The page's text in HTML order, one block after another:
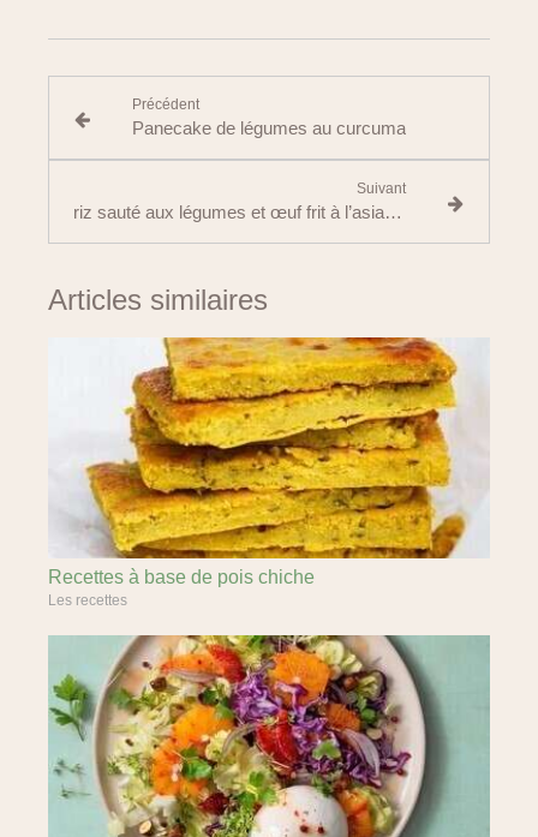
Précédent
Panecake de légumes au curcuma
Suivant
riz sauté aux légumes et œuf frit à l’asiatique
Articles similaires
Recettes à base de pois chiche
Les recettes